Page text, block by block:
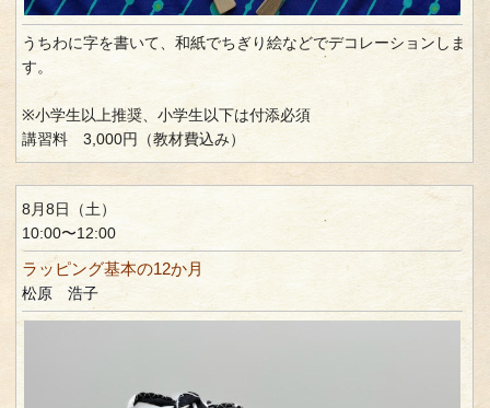
うちわに字を書いて、和紙でちぎり絵などでデコレーションしま
す。
※小学生以上推奨、小学生以下は付添必須
講習料 3,000円（教材費込み）
8月8日（土）
10:00〜12:00
ラッピング基本の12か月
松原 浩子